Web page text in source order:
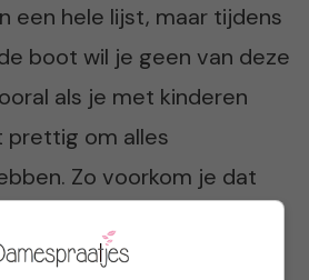
een hele lijst, maar tijdens
boot wil je geen van deze
als je met kinderen
prettig om alles
Zo voorkom je dat
wal moeten of (nog
huis willen. Een goede